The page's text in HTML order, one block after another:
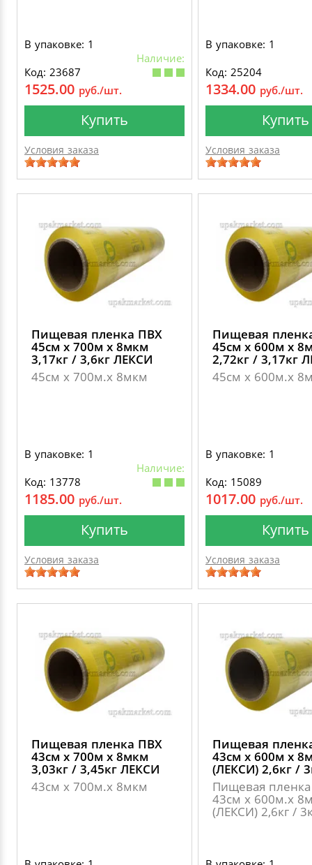
В упаковке: 1
Наличие:
Код: 23687
1525.00 руб./шт.
Купить
Условия заказа
В упаковке: 1
Код: 25204
1334.00 руб./шт.
Купить
Условия заказа
Пищевая пленка ПВХ
45см х 700м х 8мкм
3,17кг / 3,6кг ЛЕКСИ
45см х 700м.х 8мкм
В упаковке: 1
Наличие:
Код: 13778
1185.00 руб./шт.
Купить
Условия заказа
Пищевая
45см х 600м х
2,72кг / 3,17кг
45см х 600м.х
В упаковке: 1
Код: 15089
1017.00 руб./шт.
Купить
Условия заказа
Пищевая пленка ПВХ
43см х 700м х 8мкм
3,03кг / 3,45кг ЛЕКСИ
43см х 700м.х 8мкм
Пищевая
43см х 600м х
(ЛЕКСИ) 2,6кг /
Пищевая
43см х 600м.х
(ЛЕКСИ) 2,6кг /